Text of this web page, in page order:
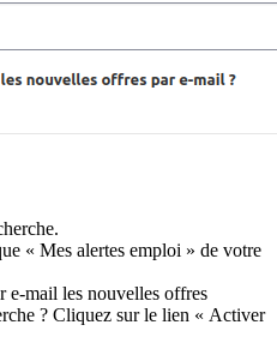
« Mes alertes emploi » de votre
e-mail les nouvelles offres
? Cliquez sur le lien « Activer